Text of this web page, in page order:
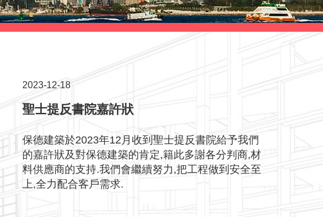
2023-12-18
聖士提反書院嘉許狀
保德建築於2023年12月收到聖士提反書院給予我們
的嘉許狀及對保德建築的肯定,籍此多謝各分判商,材
料供應商的支持.我們會繼續努力,把工程做到安全至
上,全力配合客戶需求.